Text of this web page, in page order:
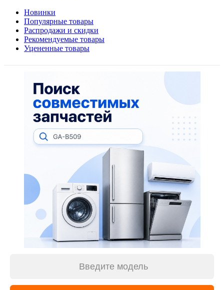
Новинки
Популярные товары
Распродажи и скидки
Рекомендуемые товары
Уцененные товары